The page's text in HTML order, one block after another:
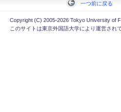
一つ前に戻る
Copyright (C) 2005-2026 Tokyo University of
このサイトは東京外国語大学により運営され